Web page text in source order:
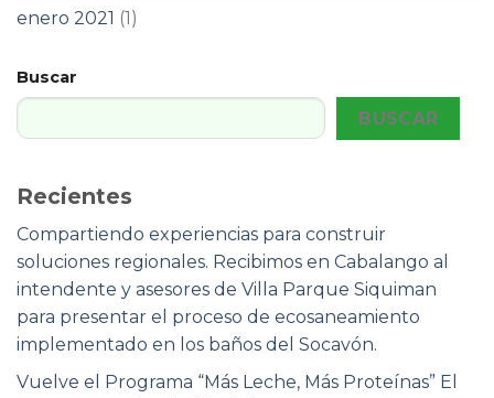
enero 2021 (1)
Buscar
BUSCAR
Recientes
Compartiendo experiencias para construir
soluciones regionales. Recibimos en Cabalango al
intendente y asesores de Villa Parque Siquiman
para presentar el proceso de ecosaneamiento
implementado en los baños del Socavón.
Vuelve el Programa “Más Leche, Más Proteínas” El